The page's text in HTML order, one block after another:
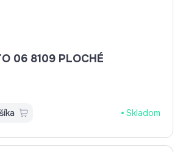
06 8109 PLOCHÉ
Skladom